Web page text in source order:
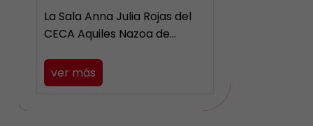
La Sala Anna Julia Rojas del
CECA Aquiles Nazoa de…
ver más